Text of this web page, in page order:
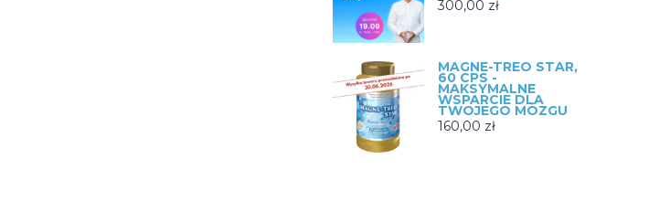
300,00 zł
MAGNE-TREO STAR,
60 CPS -
MAKSYMALNE
WSPARCIE DLA
TWOJEGO MÓZGU
160,00 zł